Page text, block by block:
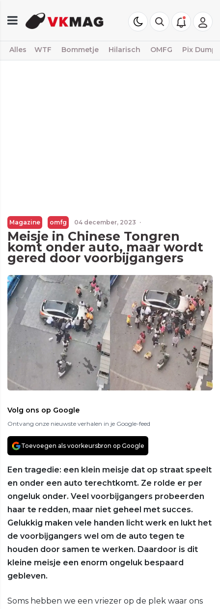
Alles WTF Bommetje Hilarisch OMFG Pix Dump
Magazine omfg 04 december, 2023 ·
Meisje in Chinese Tongren
komt onder auto, maar wordt
gered door voorbijgangers
Volg ons op Google
Ontvang onze nieuwste verhalen in je Google-feed
Toevoegen als voorkeursbron op Google
Een tragedie: een klein meisje dat op straat speelt
en onder een auto terechtkomt. Ze rolde er per
ongeluk onder. Veel voorbijgangers probeerden
haar te redden, maar niet geheel met succes.
Gelukkig maken vele handen licht werk en lukt het
de voorbijgangers wel om de auto tegen te
houden door samen te werken. Daardoor is dit
kleine meisje een enorm ongeluk bespaard
gebleven.
Soms hebben we een vriezer op de plek waar ons